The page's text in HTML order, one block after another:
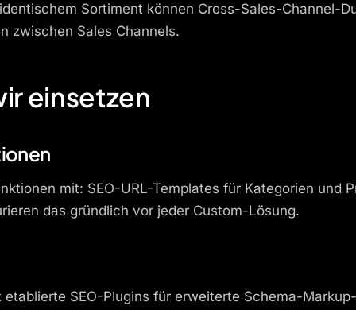
Sortiment können Cross-Sales-Channel-
zwischen Sales Channels.
einsetzen
mit: SEO-URL-Templates für Kategorien und
das gründlich vor jeder Custom-Lösung.
SEO-Plugins für erweiterte Schema-